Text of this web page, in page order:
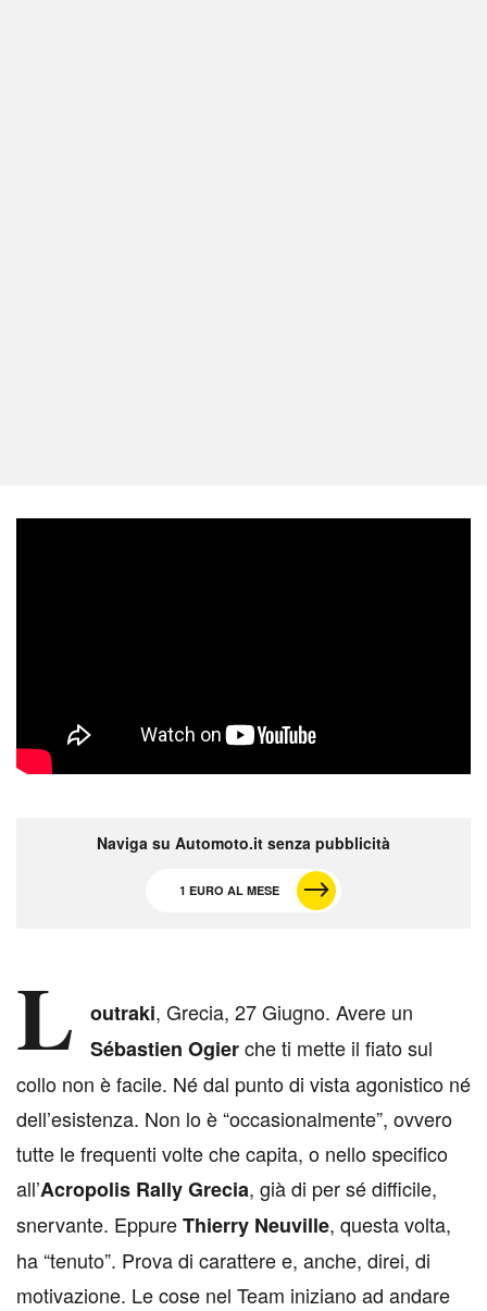
Naviga su Automoto.it senza pubblicità
1 EURO AL MESE
L outraki, Grecia, 27 Giugno. Avere un
Sébastien Ogierche ti mette il fiato sul
collo non è facile. Né dal punto di vista agonistico né
dell’esistenza. Non lo è “occasionalmente”, ovvero
tutte le frequenti volte che capita, o nello specifico
all’Acropolis Rally Grecia, già di per sé difficile,
snervante. EppureThierry Neuville, questa volta,
ha “tenuto”. Prova di carattere e, anche, direi, di
motivazione. Le cose nel Team iniziano ad andare